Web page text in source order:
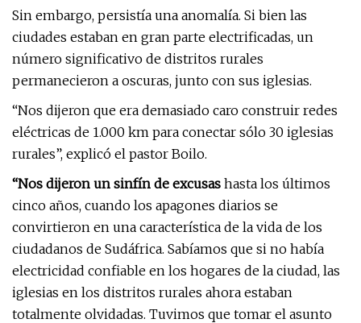
Sin embargo, persistía una anomalía. Si bien las
ciudades estaban en gran parte electrificadas, un
número significativo de distritos rurales
permanecieron a oscuras, junto con sus iglesias.
“Nos dijeron que era demasiado caro construir redes
eléctricas de 1.000 km para conectar sólo 30 iglesias
rurales”, explicó el pastor Boilo.
“Nos dijeron un sinfín de excusas hasta los últimos
cinco años, cuando los apagones diarios se
convirtieron en una característica de la vida de los
ciudadanos de Sudáfrica. Sabíamos que si no había
electricidad confiable en los hogares de la ciudad, las
iglesias en los distritos rurales ahora estaban
totalmente olvidadas. Tuvimos que tomar el asunto